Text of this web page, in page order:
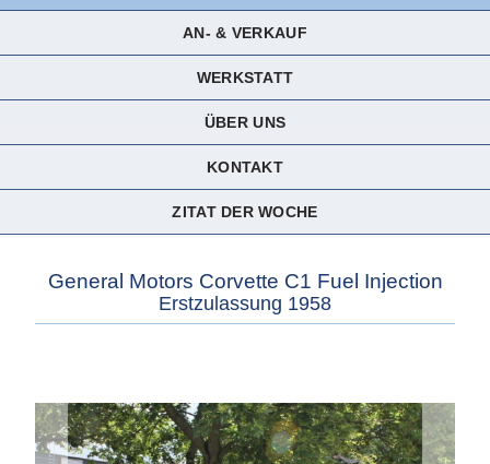
AN- & VERKAUF
WERKSTATT
ÜBER UNS
KONTAKT
ZITAT DER WOCHE
General Motors Corvette C1 Fuel Injection
Erstzulassung 1958